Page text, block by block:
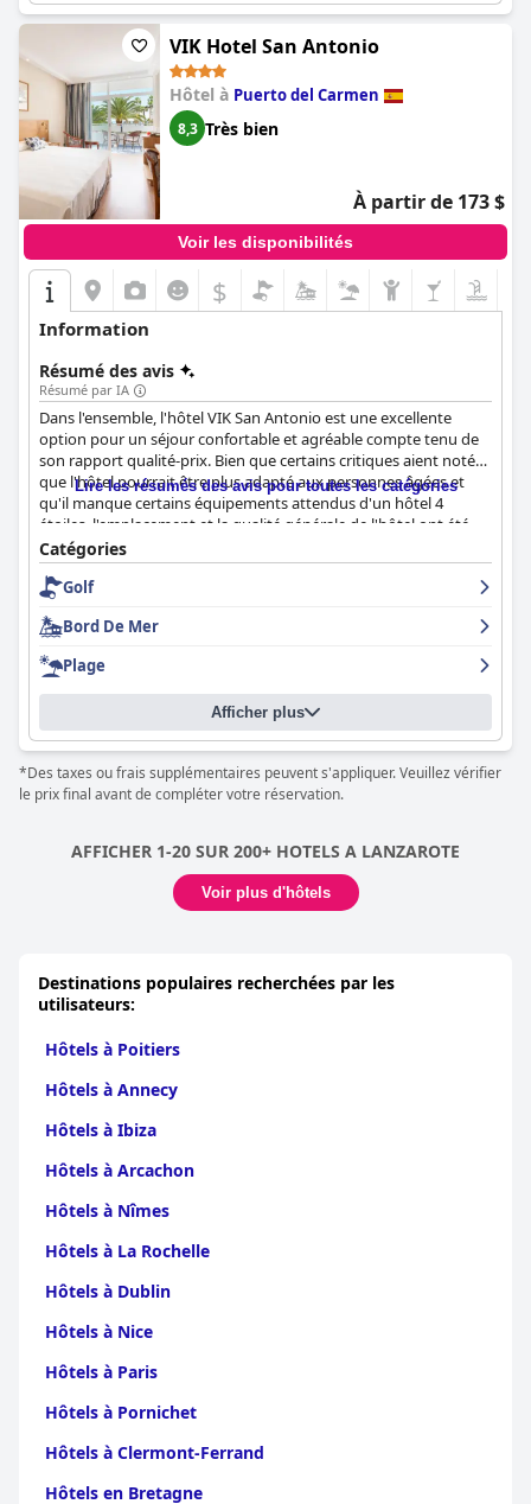
VIK Hotel San Antonio
Hôtel à Puerto del Carmen
8,3 Très bien
À partir de 173 $
Voir les disponibilités
$
Information
Résumé des avis
Résumé par IA
Dans l'ensemble, l'hôtel VIK San Antonio est une excellente
option pour un séjour confortable et agréable compte tenu de
son rapport qualité-prix. Bien que certains critiques aient noté
que l'hôtel pourrait être plus adapté aux personnes âgées et
qu'il manque certains équipements attendus d'un hôtel 4
étoiles, l'emplacement et la qualité générale de l'hôtel ont été
salués. Certains critiques ont mentionné des problèmes avec la
literie, mais l'hôtel a été décrit comme super et élégant. Bien
qu'il ne réponde pas exactement aux normes annoncées pour
choix pour ceux qui recherchent un bon rapport qualité-prix et
un séjour agréable.
Lire les résumés des avis pour toutes les catégories
Catégories
Golf
Bord De Mer
Plage
Afficher plus
*Des taxes ou frais supplémentaires peuvent s'appliquer. Veuillez vérifier
le prix final avant de compléter votre réservation.
AFFICHER 1-20 SUR 200+ HOTELS A LANZAROTE
Voir plus d'hôtels
Destinations populaires recherchées par les
utilisateurs:
Hôtels à Poitiers
Hôtels à Annecy
Hôtels à Ibiza
Hôtels à Arcachon
Hôtels à Nîmes
Hôtels à La Rochelle
Hôtels à Dublin
Hôtels à Nice
Hôtels à Paris
Hôtels à Pornichet
Hôtels à Clermont-Ferrand
Hôtels en Bretagne